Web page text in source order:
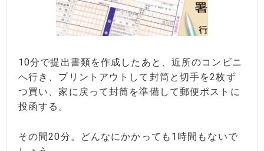
10分で提出書類を作成したあと、近所のコンビニ
へ行き、プリントアウトして封筒と切手を2枚ず
つ買い、家に戻って封筒を準備して郵便ポストに
投函する。
その間20分。どんなにかかっても1時間もないで